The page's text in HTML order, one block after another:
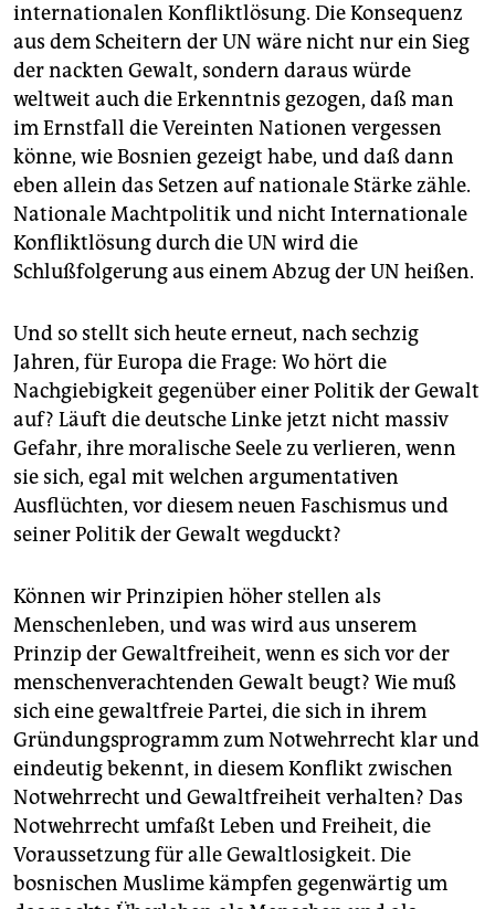
internationalen Konfliktlösung. Die Konsequenz
aus dem Scheitern der UN wäre nicht nur ein Sieg
der nackten Gewalt, sondern daraus würde
weltweit auch die Erkenntnis gezogen, daß man
im Ernstfall die Vereinten Nationen vergessen
könne, wie Bosnien gezeigt habe, und daß dann
eben allein das Setzen auf nationale Stärke zähle.
Nationale Machtpolitik und nicht Internationale
Konfliktlösung durch die UN wird die
Schlußfolgerung aus einem Abzug der UN heißen.
Und so stellt sich heute erneut, nach sechzig
Jahren, für Europa die Frage: Wo hört die
Nachgiebigkeit gegenüber einer Politik der Gewalt
auf? Läuft die deutsche Linke jetzt nicht massiv
Gefahr, ihre moralische Seele zu verlieren, wenn
sie sich, egal mit welchen argumentativen
Ausflüchten, vor diesem neuen Faschismus und
seiner Politik der Gewalt wegduckt?
Können wir Prinzipien höher stellen als
Menschenleben, und was wird aus unserem
Prinzip der Gewaltfreiheit, wenn es sich vor der
menschenverachtenden Gewalt beugt? Wie muß
sich eine gewaltfreie Partei, die sich in ihrem
Gründungsprogramm zum Notwehrrecht klar und
eindeutig bekennt, in diesem Konflikt zwischen
Notwehrrecht und Gewaltfreiheit verhalten? Das
Notwehrrecht umfaßt Leben und Freiheit, die
Voraussetzung für alle Gewaltlosigkeit. Die
bosnischen Muslime kämpfen gegenwärtig um